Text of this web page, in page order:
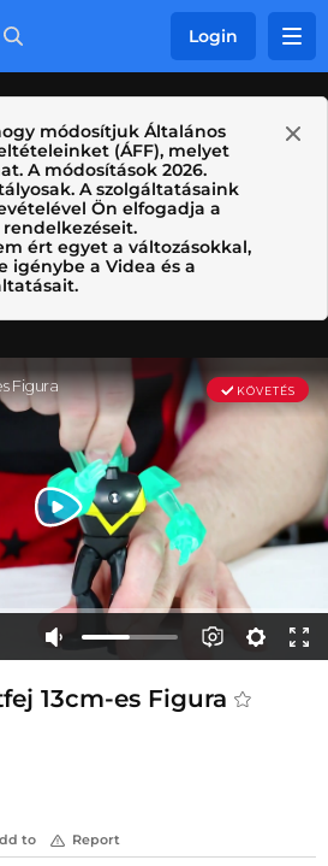
Login
módosítjuk Általános
(ÁFF), melyet
A módosítások 2026.
A szolgáltatásaink
Ön elfogadja a
ért egyet a változásokkal,
igénybe a Videa és a
13cm-es Figura
to Report